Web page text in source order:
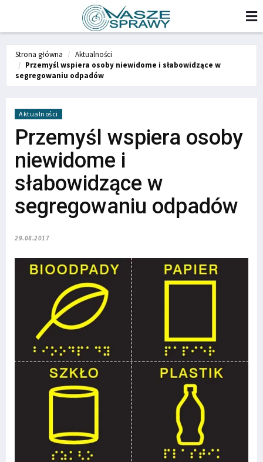
Strona główna
Aktualności
Przemyśl wspiera osoby niewidome i słabowidzące w
segregowaniu odpadów
Aktualności
Przemyśl wspiera osoby
niewidome i
słabowidzące w
segregowaniu odpadów
29.08.2017